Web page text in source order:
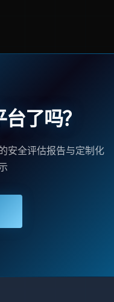
了吗？
安全评估报告与定制化